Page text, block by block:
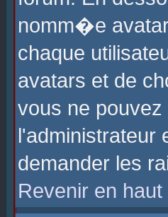
nomm�e
chaque
avatars et de
vous ne
demander les
Revenir en haut